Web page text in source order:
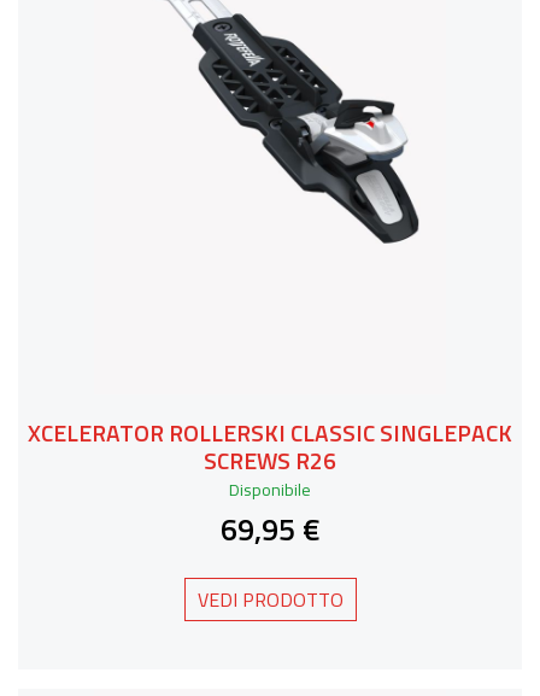
XCELERATOR ROLLERSKI CLASSIC SINGLEPACK
SCREWS R26
Disponibile
69,95 €
VEDI PRODOTTO